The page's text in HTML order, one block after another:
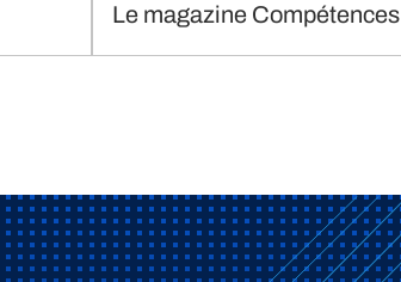
Le magazine Compétences